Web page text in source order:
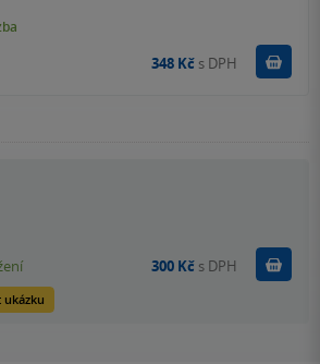
348 Kč s DPH
ukázku
300 Kč s DPH Koupit